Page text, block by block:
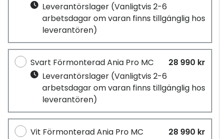
Leverantörslager (Vanligtvis 2-6
arbetsdagar om varan finns tillgänglig hos
leverantören)
Svart Förmonterad Ania Pro MC
28 990 kr
Leverantörslager (Vanligtvis 2-6
arbetsdagar om varan finns tillgänglig hos
leverantören)
Vit Förmonterad Ania Pro MC
28 990 kr